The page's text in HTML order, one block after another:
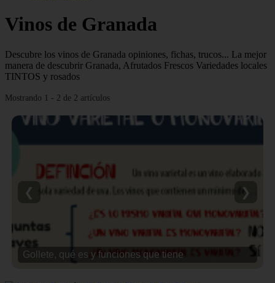
Vinos de Granada
Descubre los vinos de Granada opiniones, fichas, trucos... La mejor
manera de descubrir Granada, Afrutados Frescos Variedades locales
TINTOS y rosados
Mostrando 1 - 2 de 2 artículos
Gollete, qué es y funciones que tiene
❮ ❯